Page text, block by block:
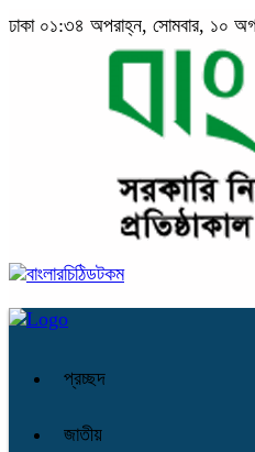
ঢাকা ০১:৩৪ অপরাহ্ন, সোমবার, ১০
প্রচ্ছদ
জাতীয়